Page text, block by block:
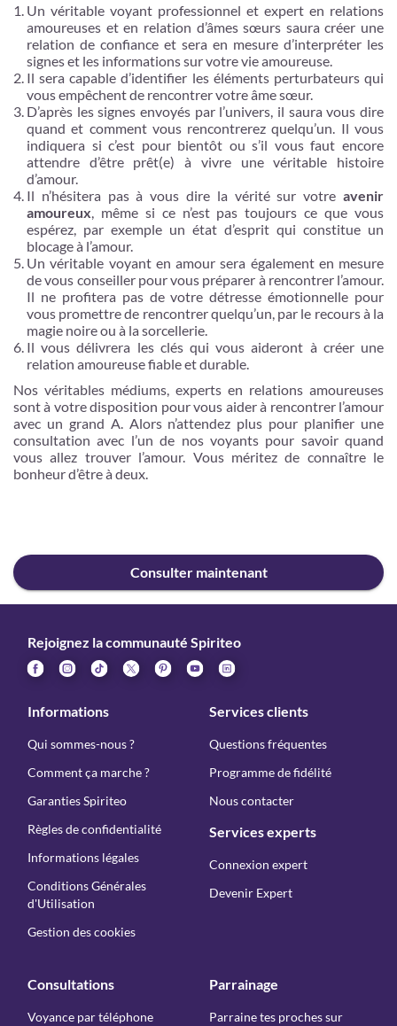
Un véritable voyant professionnel et expert en relations
amoureuses et en relation d’âmes sœurs saura créer une
relation de confiance et sera en mesure d’interpréter les
signes et les informations sur votre vie amoureuse.
Il sera capable d’identifier les éléments perturbateurs qui
vous empêchent de rencontrer votre âme sœur.
D’après les signes envoyés par l’univers, il saura vous dire
quand et comment vous rencontrerez quelqu’un. Il vous
indiquera si c’est pour bientôt ou s’il vous faut encore
attendre d’être prêt(e) à vivre une véritable histoire
d’amour.
Il n’hésitera pas à vous dire la vérité sur votre avenir
amoureux , même si ce n’est pas toujours ce que vous
espérez, par exemple un état d’esprit qui constitue un
blocage à l’amour.
Un véritable voyant en amour sera également en mesure
de vous conseiller pour vous préparer à rencontrer l’amour.
Il ne profitera pas de votre détresse émotionnelle pour
vous promettre de rencontrer quelqu’un, par le recours à la
magie noire ou à la sorcellerie.
Il vous délivrera les clés qui vous aideront à créer une
relation amoureuse fiable et durable.
Nos véritables médiums, experts en relations amoureuses
sont à votre disposition pour vous aider à rencontrer l’amour
avec un grand A. Alors n’attendez plus pour planifier une
consultation avec l’un de nos voyants pour savoir quand
vous allez trouver l’amour. Vous méritez de connaître le
bonheur d’être à deux.
Consulter maintenant
Rejoignez la communauté Spiriteo
Informations
Qui sommes-nous ?
Comment ça marche ?
Garanties Spiriteo
Règles de confidentialité
Informations légales
Conditions Générales
d'Utilisation
Gestion des cookies
Services clients
Questions fréquentes
Programme de fidélité
Nous contacter
Services experts
Connexion expert
Devenir Expert
Consultations
Voyance par téléphone
Parrainage
Parraine tes proches sur